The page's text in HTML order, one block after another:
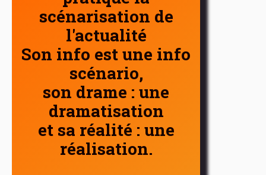
scénarisation de
l'actualité
Son info est une info
scénario,
son drame : une
dramatisation
et sa réalité : une
réalisation.